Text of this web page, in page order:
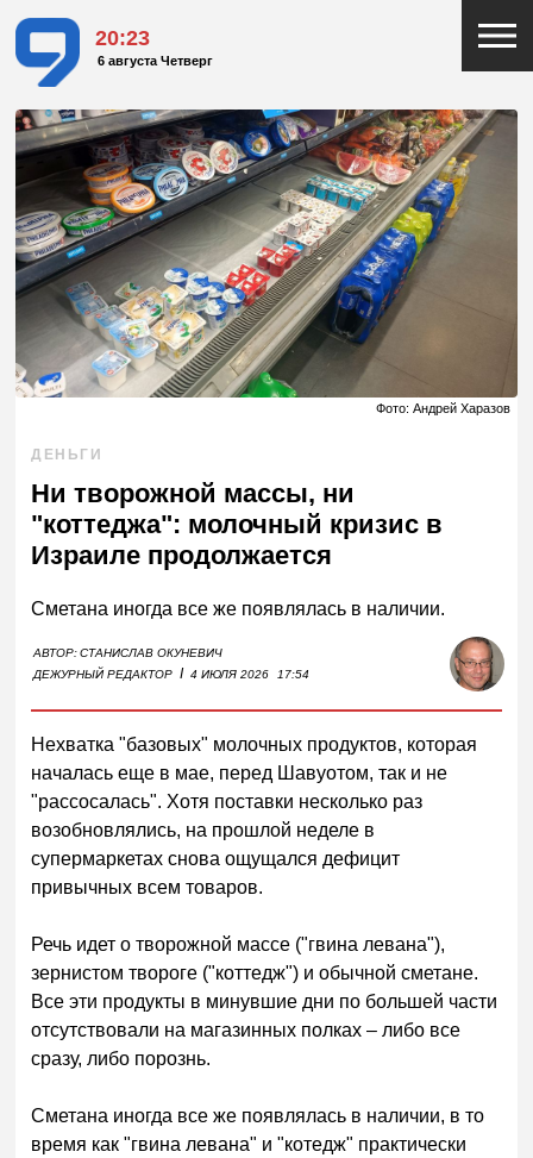
20:23
6 августа Четверг
Фото: Андрей Харазов
ДЕНЬГИ
Ни творожной массы, ни
"коттеджа": молочный кризис в
Израиле продолжается
Сметана иногда все же появлялась в наличии.
АВТОР:СТАНИСЛАВ ОКУНЕВИЧ
ДЕЖУРНЫЙ РЕДАКТОР I 4 ИЮЛЯ 2026 17:54
Нехватка "базовых" молочных продуктов, которая
началась еще в мае, перед Шавуотом, так и не
"рассосалась". Хотя поставки несколько раз
возобновлялись, на прошлой неделе в
супермаркетах снова ощущался дефицит
привычных всем товаров.
Речь идет о творожной массе ("гвина левана"),
зернистом твороге ("коттедж") и обычной сметане.
Все эти продукты в минувшие дни по большей части
отсутствовали на магазинных полках – либо все
сразу, либо порознь.
Сметана иногда все же появлялась в наличии, в то
время как "гвина левана" и "котедж" практически